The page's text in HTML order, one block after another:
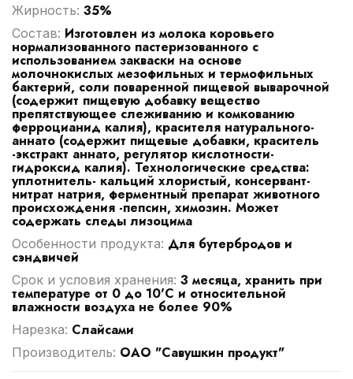
Жирность: 35%
Cостав: Изготовлен из молока коровьего
нормализованного пастеризованного с
использованием закваски на основе
молочнокислых мезофильных и термофильных
бактерий, соли поваренной пищевой выварочной
(содержит пищевую добавку вещество
препятствующее слеживанию и комкованию
ферроцианид калия), красителя натурального-
аннато (содержит пищевые добавки, краситель
-экстракт аннато, регулятор кислотности-
гидроксид калия). Технологические средства:
уплотнитель- кальций хлористый, консервант-
нитрат натрия, ферментный препарат животного
происхождения -пепсин, химозин. Может
содержать следы лизоцима
Особенности продукта: Для бутербродов и
сэндвичей
Срок и условия хранения: 3 месяца, хранить при
температуре от 0 до 10'C и относительной
влажности воздуха не более 90%
Нарезка: Слайсами
Производитель: ОАО "Савушкин продукт"